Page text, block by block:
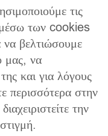
τις
μέσω των cookies
να βελτιώσουμε
μας, να
και για λόγους
περισσότερα στην
την